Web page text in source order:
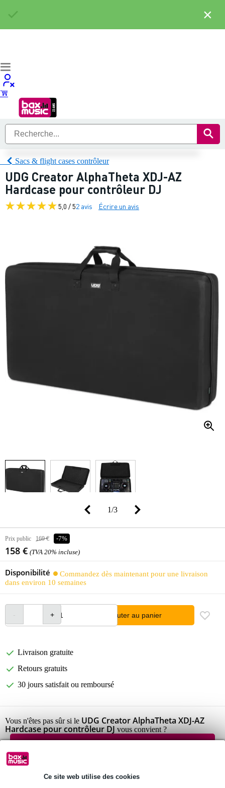
Ce site web utilise des cookies
Sacs & flight cases contrôleur
UDG Creator AlphaTheta XDJ-AZ
Hardcase pour contrôleur DJ
5,0 / 52 avis Écrire un avis
1/3
Prix public 169 € -7%
158 € (TVA 20% incluse)
Disponibilité
Commandez dès maintenant pour une livraison
dans environ 10 semaines
Ajouter au panier
Livraison gratuite
Retours gratuits
30 jours satisfait ou remboursé
Vous n'êtes pas sûr si le UDG Creator AlphaTheta XDJ-AZ
Hardcase pour contrôleur DJ vous convient ?
Informations
×